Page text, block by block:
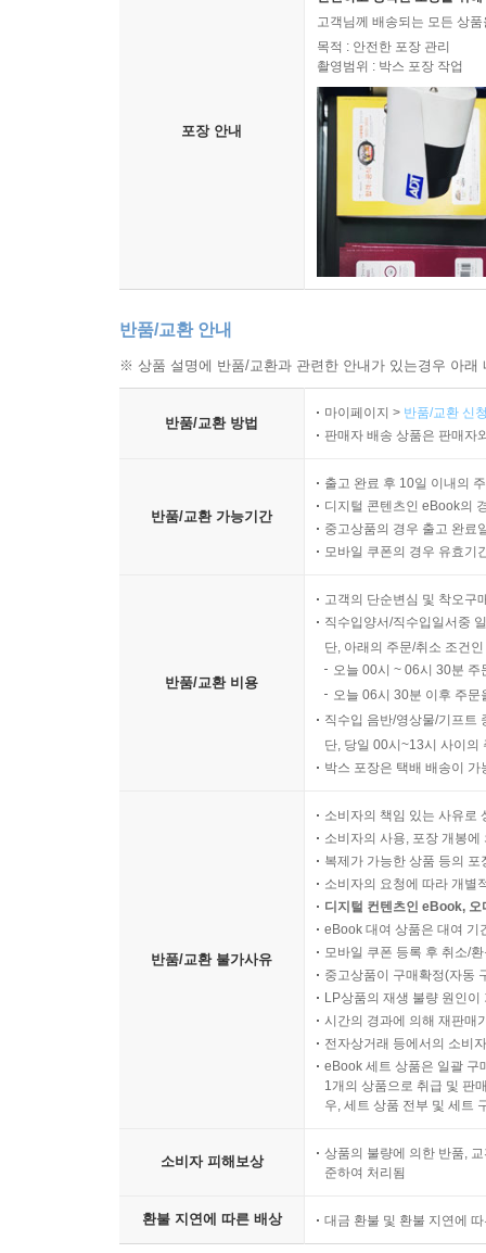
포장 안내
고객님께 배송되는 모든 상
목적 : 안전한 포장 관리
촬영범위 : 박스 포장 작업
반품/교환 안내
※ 상품 설명에 반품/교환과 관련한 안내가 있는경우 아
반품/교환 방법
마이페이지 > 반품/교환 신
판매자 배송 상품은 판매자
반품/교환 가능기간
출고 완료 후 10일 이내의
디지털 콘텐츠인 eBook의
중고상품의 경우 출고 완료
모바일 쿠폰의 경우 유효기
반품/교환 비용
고객의 단순변심 및 착오구
직수입양서/직수입일서중
단, 아래의 주문/취소 조건
오늘 00시 ~ 06시 30분
오늘 06시 30분 이후 주
직수입 음반/영상물/기프트
단, 당일 00시~13시 사이의
박스 포장은 택배 배송이
반품/교환 불가사유
소비자의 책임 있는 사유로
소비자의 사용, 포장 개봉
복제가 가능한 상품 등의
소비자의 요청에 따라 개별
디지털 컨텐츠인 eBook,
eBook 대여 상품은 대여 기
모바일 쿠폰 등록 후 취소/
중고상품이 구매확정(자동
LP상품의 재생 불량 원인
시간의 경과에 의해 재판매
전자상거래 등에서의 소비
eBook 세트 상품은 일괄 구
1개의 상품으로 취급 및 판
우, 세트 상품 전부 및 세트
소비자 피해보상
상품의 불량에 의한 반품,
준하여 처리됨
환불 지연에 따른 배상 대금 환불 및 환불 지연에